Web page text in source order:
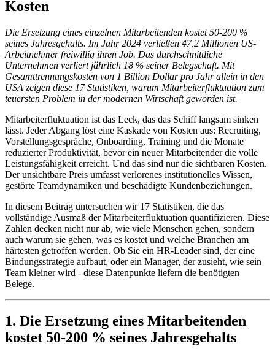
Kosten
Die Ersetzung eines einzelnen Mitarbeitenden kostet 50-200 %
seines Jahresgehalts. Im Jahr 2024 verließen 47,2 Millionen US-
Arbeitnehmer freiwillig ihren Job. Das durchschnittliche
Unternehmen verliert jährlich 18 % seiner Belegschaft. Mit
Gesamttrennungskosten von 1 Billion Dollar pro Jahr allein in den
USA zeigen diese 17 Statistiken, warum Mitarbeiterfluktuation zum
teuersten Problem in der modernen Wirtschaft geworden ist.
Mitarbeiterfluktuation ist das Leck, das das Schiff langsam sinken
lässt. Jeder Abgang löst eine Kaskade von Kosten aus: Recruiting,
Vorstellungsgespräche, Onboarding, Training und die Monate
reduzierter Produktivität, bevor ein neuer Mitarbeitender die volle
Leistungsfähigkeit erreicht. Und das sind nur die sichtbaren Kosten.
Der unsichtbare Preis umfasst verlorenes institutionelles Wissen,
gestörte Teamdynamiken und beschädigte Kundenbeziehungen.
In diesem Beitrag untersuchen wir 17 Statistiken, die das
vollständige Ausmaß der Mitarbeiterfluktuation quantifizieren. Diese
Zahlen decken nicht nur ab, wie viele Menschen gehen, sondern
auch warum sie gehen, was es kostet und welche Branchen am
härtesten getroffen werden. Ob Sie ein HR-Leader sind, der eine
Bindungsstrategie aufbaut, oder ein Manager, der zusieht, wie sein
Team kleiner wird - diese Datenpunkte liefern die benötigten
Belege.
1. Die Ersetzung eines Mitarbeitenden
kostet 50-200 % seines Jahresgehalts